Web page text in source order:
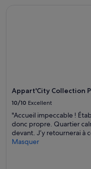
Appart'City Collection
10/10 Excellent
"Accueil impeccable !
donc propre. Quartier
devant. J’y retournerai à
Masquer